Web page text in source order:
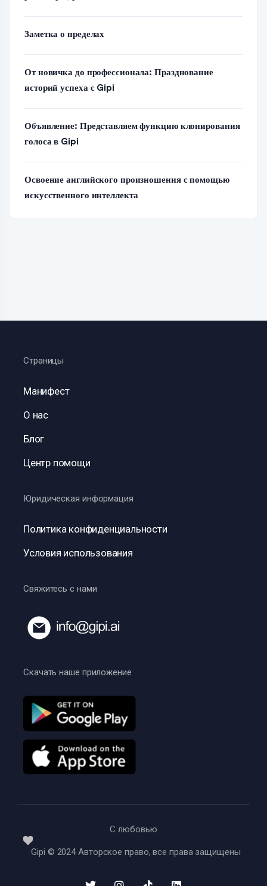
Заметка о пределах
От новичка до профессионала: Празднование
историй успеха с Gipi
Объявление: Представляем функцию клонирования
голоса в Gipi
Освоение английского произношения с помощью
искусственного интеллекта
Страницы
Манифест
О нас
Блог
Центр помощи
Юридическая информация
Политика конфиденциальности
Условия использования
Свяжитесь с нами
Скачать наше приложение
С любовью
Gipi © 2024 Авторское право, все права защищены